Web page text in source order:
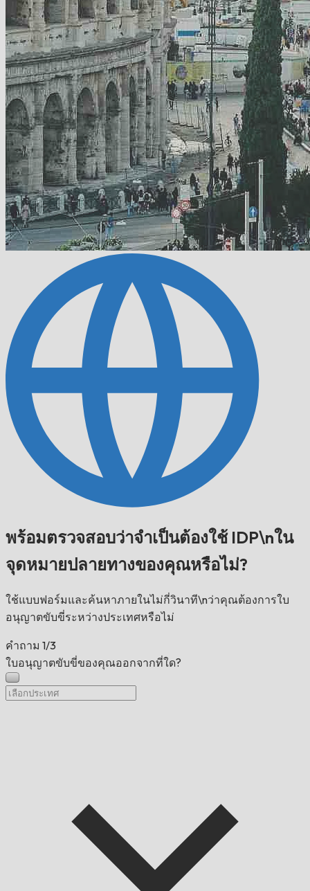
พร้อมตรวจสอบว่าจำเป็นต้องใช้ IDP\nใน
จุดหมายปลายทางของคุณหรือไม่?
ใช้แบบฟอร์มและค้นหาภายในไม่กี่วินาที\nว่าคุณต้องการใบ
อนุญาตขับขี่ระหว่างประเทศหรือไม่
คำถาม 1/3
ใบอนุญาตขับขี่ของคุณออกจากที่ใด?